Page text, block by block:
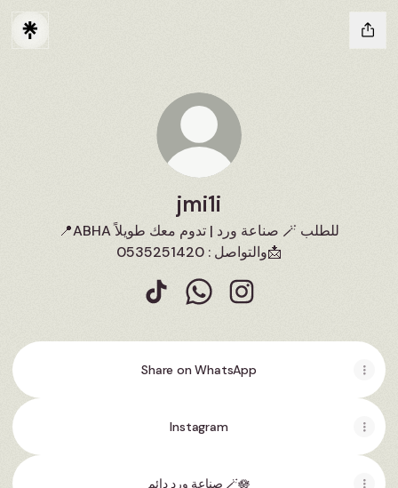
jmi1i
📍ABHA صناعة ورد | تدوم معك طويلاً 🪄 للطلب
والتواصل : 0535251420📩
Share on WhatsApp
Instagram
صناعة ورد دائم 🪄🪷